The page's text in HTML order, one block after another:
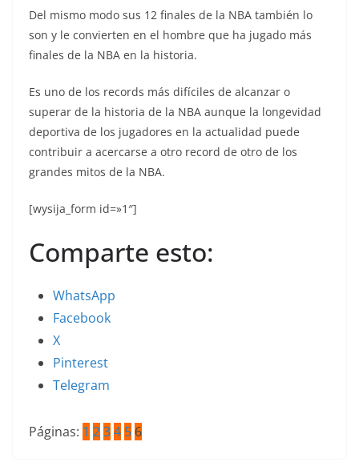
Del mismo modo sus 12 finales de la NBA también lo
son y le convierten en el hombre que ha jugado más
finales de la NBA en la historia.
Es uno de los records más difíciles de alcanzar o
superar de la historia de la NBA aunque la longevidad
deportiva de los jugadores en la actualidad puede
contribuir a acercarse a otro record de otro de los
grandes mitos de la NBA.
[wysija_form id=»1″]
Comparte esto:
WhatsApp
Facebook
X
Pinterest
Telegram
Páginas: 1 234 5 6